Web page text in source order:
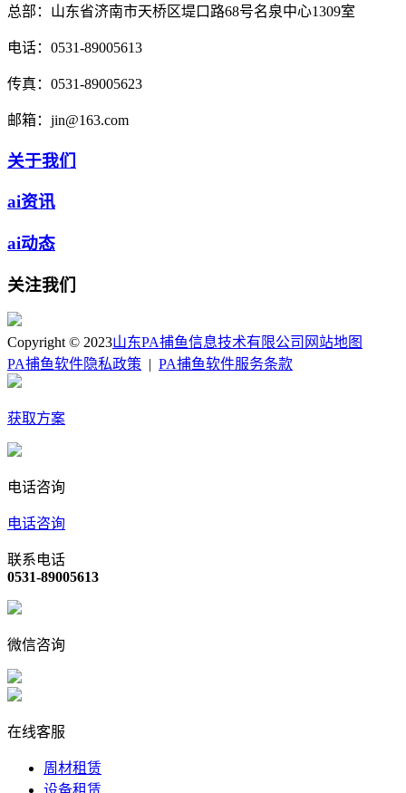
总部： 山东省济南市天桥区堤口路68号名泉中心1309室
电话： 0531-89005613
传真： 0531-89005623
邮箱： jin@163.com
关于我们
ai资讯
ai动态
关注我们
Copyright © 2023山东PA捕鱼信息技术有限公司 网站地图
PA捕鱼软件隐私政策
PA捕鱼软件服务条款
获取方案
电话咨询
电话咨询
联系电话
0531-89005613
微信咨询
在线客服
周材租赁